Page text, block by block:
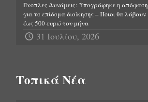
Ένοπλες Δυνάμεις: Υπογράφηκε η απόφαση
για το επίδομα διοίκησης – Ποιοι θα λάβουν
έως 500 ευρώ τον μήνα
31 Ιουλίου, 2026
Τοπικά Νέα